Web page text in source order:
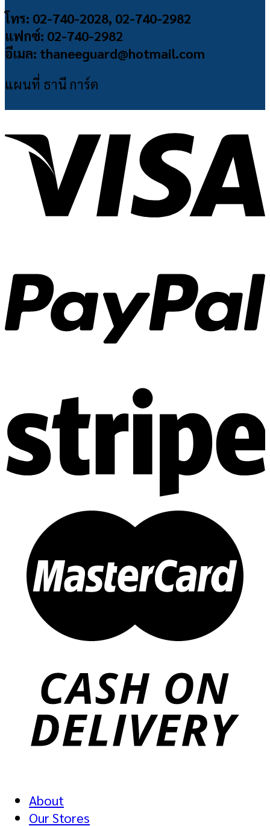
โทร: 02-740-2028, 02-740-2982
แฟกซ์: 02-740-2982
อีเมล: thaneeguard@hotmail.com
แผนที่ ธานี การ์ด
About
Our Stores